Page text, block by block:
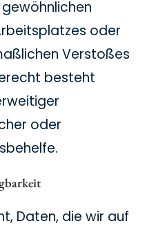
oder
Verstoßes
besteht
oder
Daten, die wir auf